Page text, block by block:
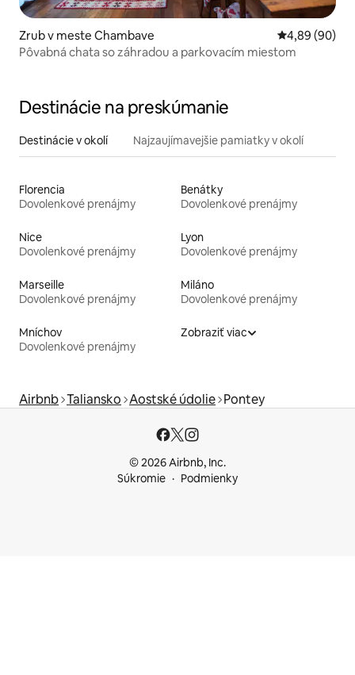
Zrub v meste Chambave Priemerné
4,89 (90)
Pôvabná chata so záhradou a parkovacím miestom
Destinácie na preskúmanie
Destinácie v okolí Najzaujímavejšie pamiatky v okolí
Florencia
Dovolenkové prenájmy
Benátky
Dovolenkové prenájmy
Nice
Dovolenkové prenájmy
Lyon
Dovolenkové prenájmy
Marseille
Dovolenkové prenájmy
Miláno
Dovolenkové prenájmy
Mníchov
Dovolenkové prenájmy
Zobraziť viac
Airbnb Taliansko Aostské údolie Pontey
© 2026 Airbnb, Inc.
Súkromie
Podmienky